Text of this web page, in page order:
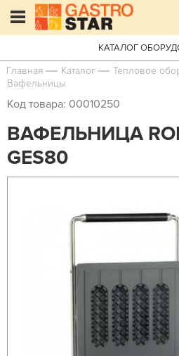
КАТАЛОГ
Главная Каталог
Тепловое
Вафельницы
Код товара: 00010250
ВАФЕЛЬНИЦА
GES80